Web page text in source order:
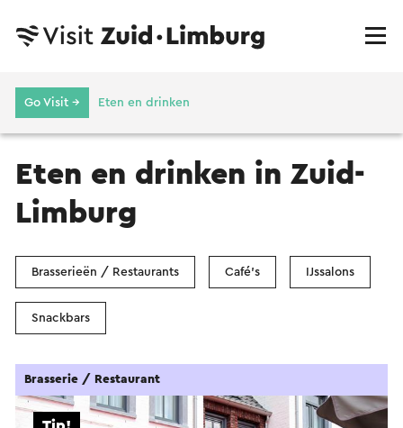
Go Visit → Eten en drinken
Eten en drinken in Zuid-
Limburg
Brasserieën / Restaurants Café's IJssalons
Snackbars
Brasserie / Restaurant